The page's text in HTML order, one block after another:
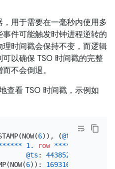
用于需要在一毫秒内使用多
件可能触发时钟进程逆转的
时间戳会保持不变，而逻辑
以确保 TSO 时间戳的完整
不会倒退。
查看 TSO 时间戳，示例如
6)), (@ts
***** 1. row ****
@ts :
6)): 1693161835.502954